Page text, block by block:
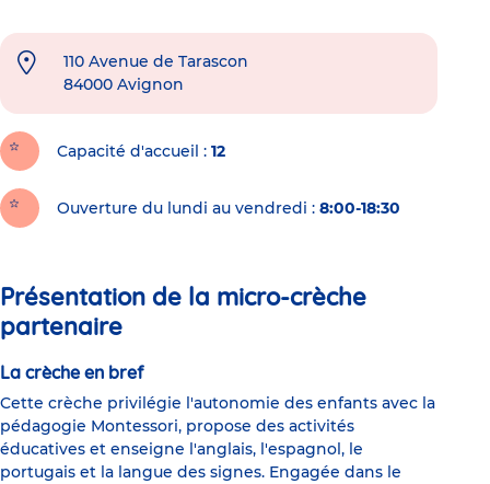
110 Avenue de Tarascon
84000 Avignon
Capacité d'accueil 12
Ouverture du lundi au vendredi : 8:00-18:30
Présentation de la micro-crèche
partenaire
La crèche en bref
Cette crèche privilégie l'autonomie des enfants avec la
pédagogie Montessori, propose des activités
éducatives et enseigne l'anglais, l'espagnol, le
portugais et la langue des signes. Engagée dans le